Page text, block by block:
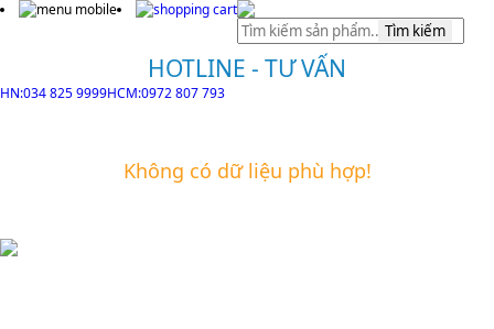
Tìm kiếm
HOTLINE - TƯ VẤN
HN:034 825 9999HCM:0972 807 793
Không có dữ liệu phù hợp!